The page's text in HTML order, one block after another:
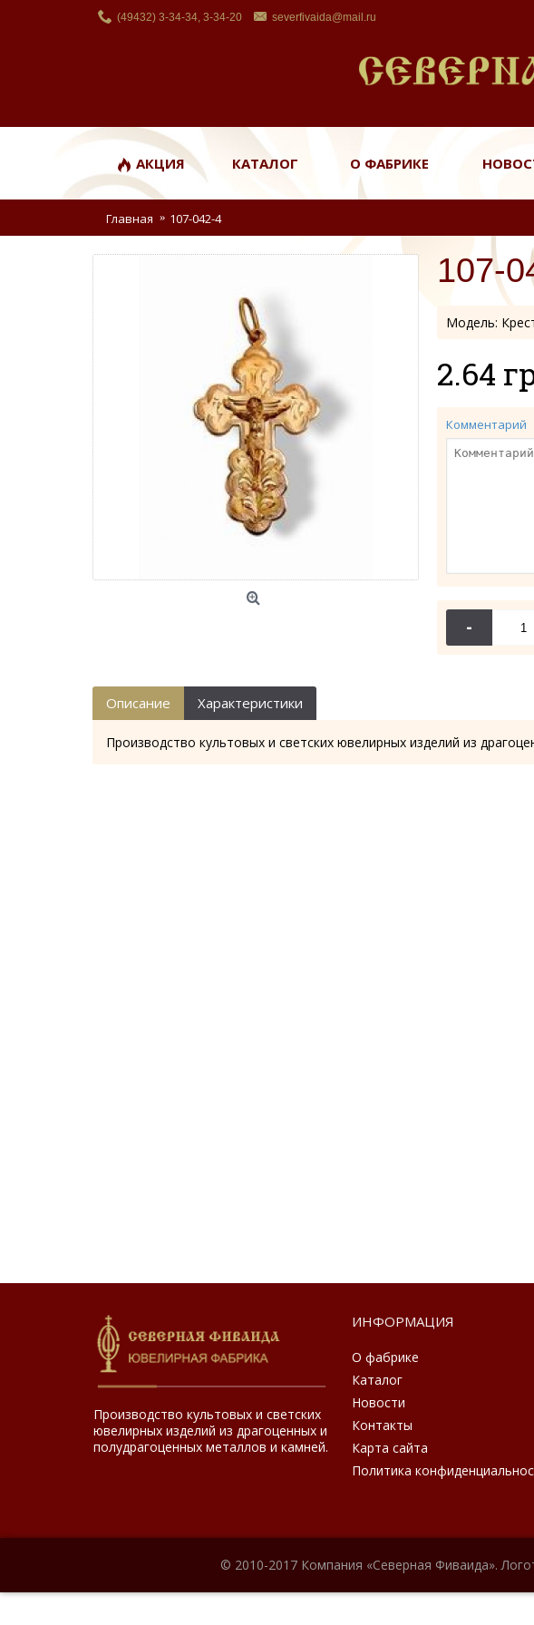
(49432) 3-34-34, 3-34-20 severfivaida@mail.ru
АКЦИЯ КАТАЛОГ О ФАБРИКЕ
Главная 107-042-4
107-
Модель:
2.64
Комментарий
-
Описание Характеристики
Производство культовых и светских ювелирных изделий из
Производство культовых и светских
ювелирных изделий из драгоценных и
полудрагоценных металлов и камней.
ИНФОРМАЦИЯ
О фабрике
Каталог
Новости
Контакты
Карта сайта
Политика
© 2010-2017 Компания «Северная Фиваида».